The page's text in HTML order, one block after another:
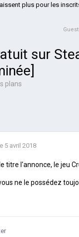
plus pour les
sur
plans
le 5 avril 2018
titre l'annonce, le jeu
ne le possédez